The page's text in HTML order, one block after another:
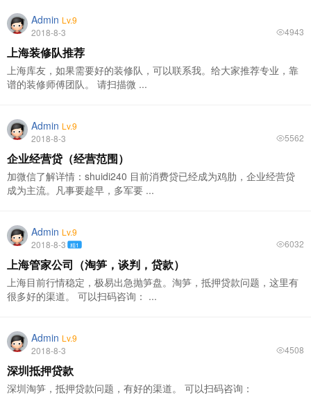
Admin Lv.9
2018-8-3
4943
上海装修队推荐
上海库友，如果需要好的装修队，可以联系我。给大家推荐专业，靠
谱的装修师傅团队。 请扫描微 ...
Admin Lv.9
2018-8-3
5562
企业经营贷（经营范围）
加微信了解详情：shuidi240 目前消费贷已经成为鸡肋，企业经营贷
成为主流。凡事要趁早，多军要 ...
Admin Lv.9
2018-8-3 精1 6032
上海管家公司（淘笋，谈判，贷款）
上海目前行情稳定，极易出急抛笋盘。淘笋，抵押贷款问题，这里有
很多好的渠道。 可以扫码咨询： ...
Admin Lv.9
2018-8-3
4508
深圳抵押贷款
深圳淘笋，抵押贷款问题，有好的渠道。 可以扫码咨询：